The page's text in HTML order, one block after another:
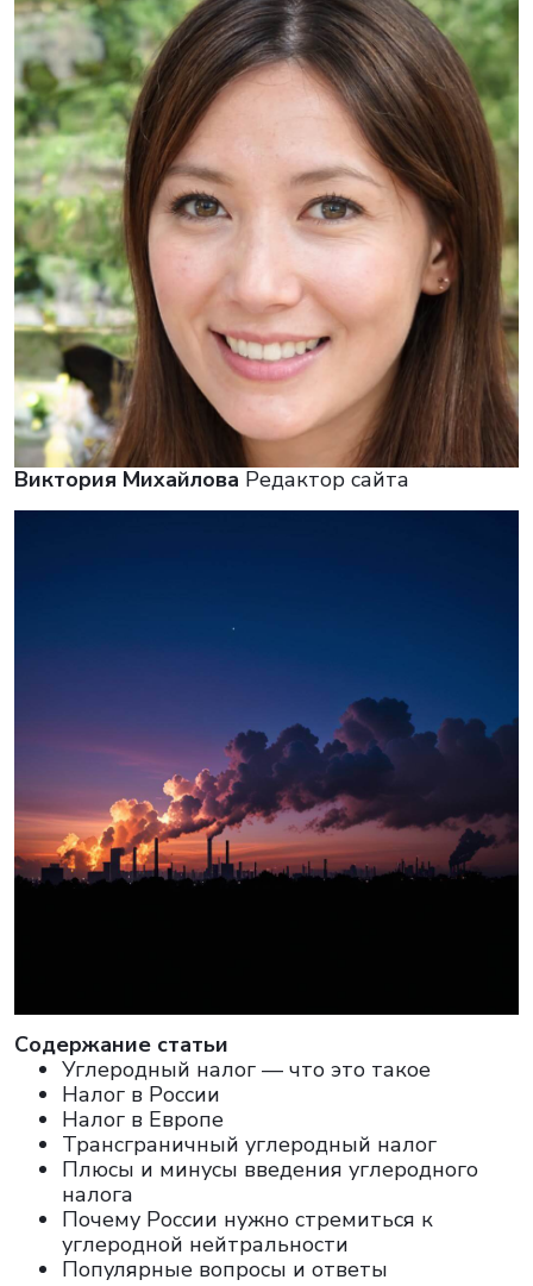
Виктория Михайлова Редактор сайта
Cодержание статьи
Углеродный налог — что это такое
Налог в России
Налог в Европе
Трансграничный углеродный налог
Плюсы и минусы введения углеродного
налога
Почему России нужно стремиться к
углеродной нейтральности
Популярные вопросы и ответы